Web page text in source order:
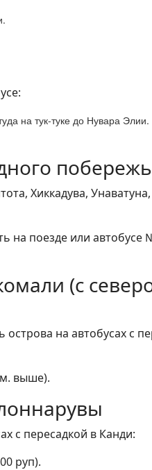
на тук-туке до Нувара Элии.
Хиккадува,
на поезде или автобусе
(с
на автобусах с
выше).
с пересадкой в Канди:
руп).